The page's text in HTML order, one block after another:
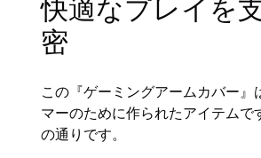
快適なプレイを
密
この『ゲーミングアームカバー』
マーのために作られたアイテムで
の通りです。